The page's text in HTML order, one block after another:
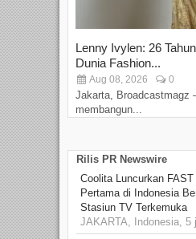
Lenny Ivylen: 26
Dunia Fashion...
Aug 08, 2026 0
Jakarta, Broadcastmagz
membangun...
Rilis PR Newswire
Coolita Luncurkan
Pertama di Indonesia
Stasiun TV Terkemuka
JAKARTA, Indonesia, 5